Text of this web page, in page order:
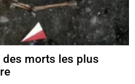
des morts les plus